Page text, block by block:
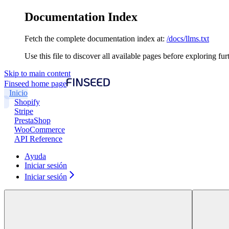
Documentation Index
Fetch the complete documentation index at: /docs/llms.txt
Use this file to discover all available pages before exploring
Skip to main content
Finseed home page
Inicio
Shopify
Stripe
PrestaShop
WooCommerce
API Reference
Ayuda
Iniciar sesión
Iniciar sesión